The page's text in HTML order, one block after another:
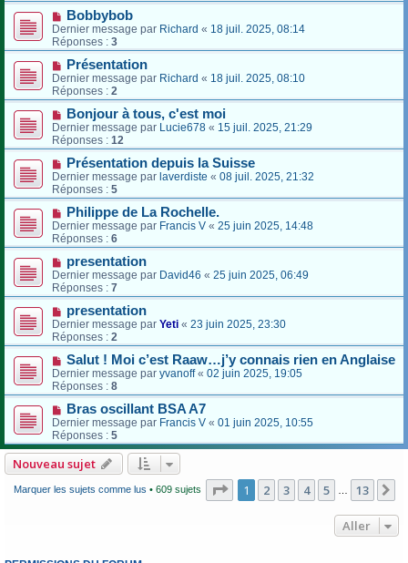
Bobbybob
Dernier message par Richard « 18 juil. 2025, 08:14
Réponses : 3
Présentation
Dernier message par Richard « 18 juil. 2025, 08:10
Réponses : 2
Bonjour à tous, c'est moi
Dernier message par Lucie678 « 15 juil. 2025, 21:29
Réponses : 12
Présentation depuis la Suisse
Dernier message par laverdiste « 08 juil. 2025, 21:32
Réponses : 5
Philippe de La Rochelle.
Dernier message par Francis V « 25 juin 2025, 14:48
Réponses : 6
presentation
Dernier message par David46 « 25 juin 2025, 06:49
Réponses : 7
presentation
Dernier message par Yeti « 23 juin 2025, 23:30
Réponses : 2
Salut ! Moi c’est Raaw…j’y connais rien en Anglaise
Dernier message par yvanoff« 02 juin 2025, 19:05
Réponses : 8
Bras oscillant BSA A7
Dernier message par Francis V « 01 juin 2025, 10:55
Réponses : 5
Nouveau sujet
Marquer les sujets comme lus • 609 sujets Page 1sur
1 2 3 4 5 13
Aller